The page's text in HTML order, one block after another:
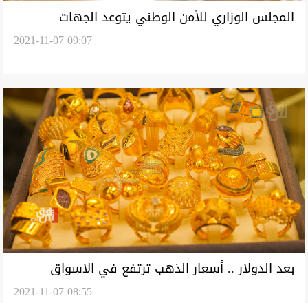
المجلس الوزاري للأمن الوطني يتوعد الجهات
2021-11-07 09:07
بعد الدولار .. أسعار الذهب ترتفع في الاسواق
2021-11-07 08:55